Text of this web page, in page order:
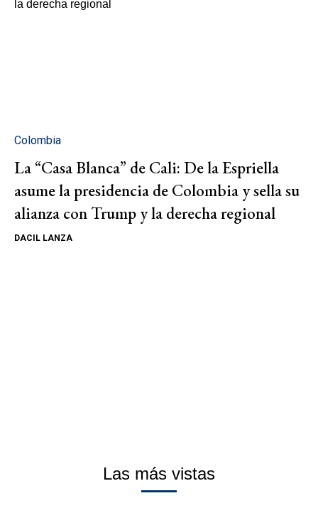
Colombia
La “Casa Blanca” de Cali: De la Espriella
asume la presidencia de Colombia y sella su
alianza con Trump y la derecha regional
DACIL LANZA
Las más vistas